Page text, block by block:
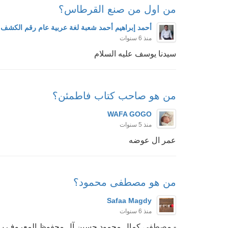
من اول من صنع القرطاس؟
أحمد إبراهيم أحمد شعبة لغة عربية عام رقم الكشف ٦
منذ 6 سنوات
سيدنا يوسف عليه السلام
من هو صاحب كتاب فاطمئن؟
WAFA GOGO
منذ 5 سنوات
عمر ال عوضه
من هو مصطفى محمود؟
Safaa Magdy
منذ 6 سنوات